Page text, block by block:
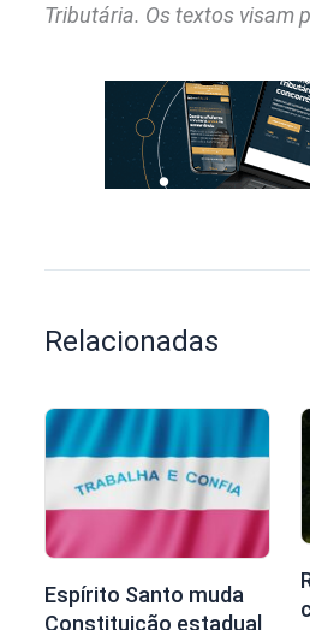
Tributária. Os textos visam
Relacionadas
Espírito Santo muda
Constituição estadual